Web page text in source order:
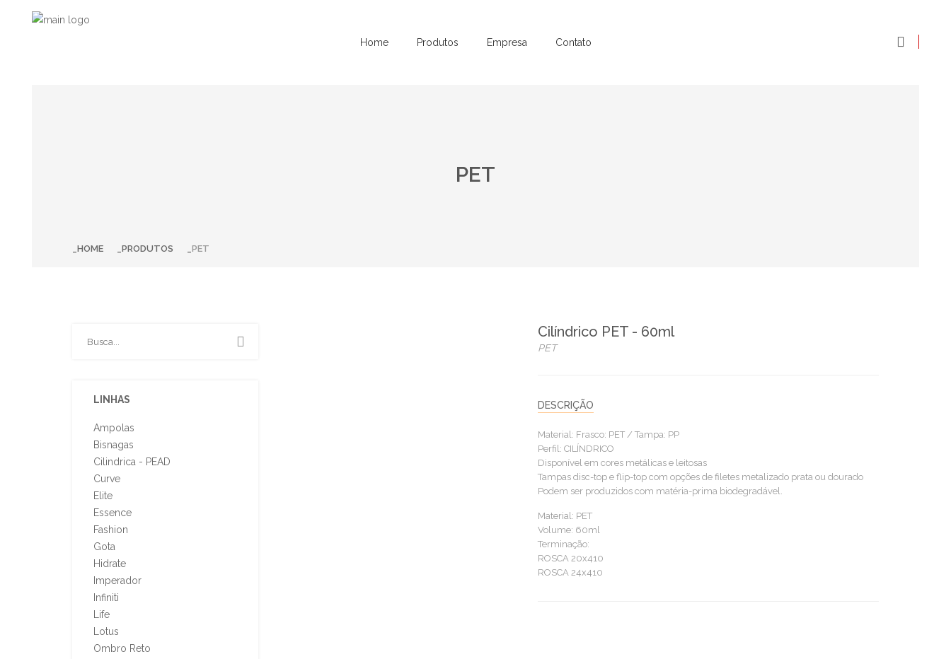
Home Produtos Empresa Contato
PET
HOME PRODUTOS PET
Cilíndrico PET - 60ml
PET
DESCRIÇÃO
Material: Frasco: PET / Tampa: PP
Perfil: CILÍNDRICO
Disponível em cores metálicas e leitosas
Tampas disc-top e flip-top com opções de filetes metalizado prata ou dourado
Podem ser produzidos com matéria-prima biodegradável.
Material: PET
Volume: 60ml
Terminação:
ROSCA 20x410
ROSCA 24x410
LINHAS
Ampolas
Bisnagas
Cilindrica - PEAD
Curve
Elite
Essence
Fashion
Gota
Hidrate
Imperador
Infiniti
Life
Lotus
Ombro Reto